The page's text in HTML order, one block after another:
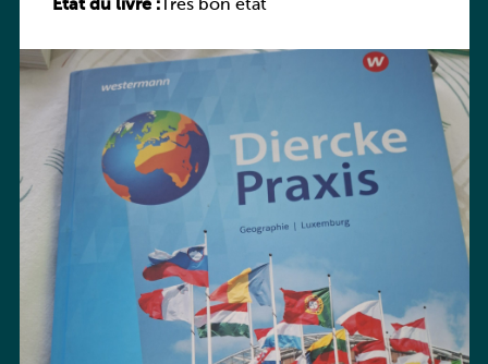
Praxis
État du livre :Très bon état